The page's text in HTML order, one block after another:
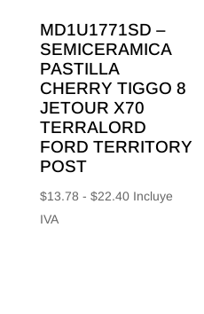
MD1U1771SD –
SEMICERAMICA
PASTILLA
CHERRY TIGGO 8
JETOUR X70
TERRALORD
FORD TERRITORY
POST
$13.78 - $22.40Rango
Incluye
IVA